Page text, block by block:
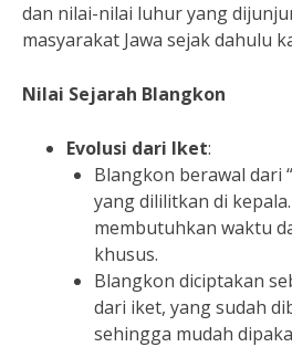
dan nilai-nilai luhur yang
masyarakat Jawa sejak dahulu
Nilai Sejarah Blangkon
Evolusi dari Iket:
Blangkon berawal dari
yang dililitkan di
membutuhkan waktu
khusus.
Blangkon diciptakan
dari iket, yang sudah
sehingga mudah